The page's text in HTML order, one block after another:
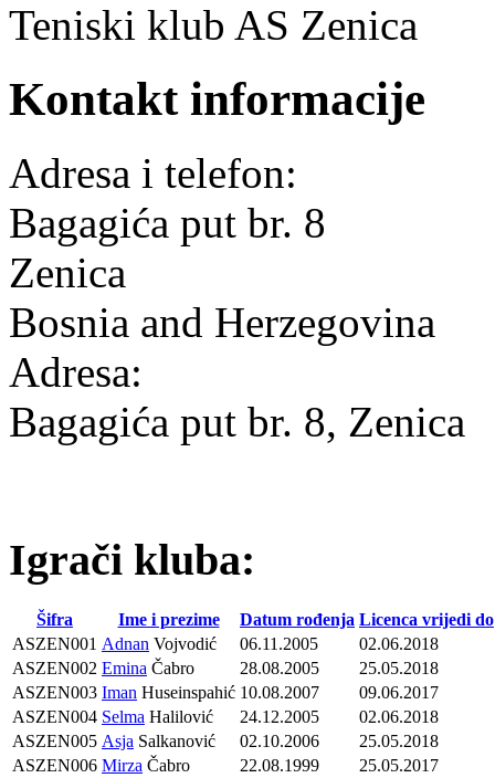
Teniski klub AS Zenica
Kontakt informacije
Adresa i telefon:
Bagagića put br. 8
Zenica
Bosnia and Herzegovina
Adresa:
Bagagića put br. 8, Zenica
Igrači kluba:
Šifra Ime i prezime Datum rođenja Licenca vrijedi do
ASZEN001 Adnan Vojvodić 06.11.2005
02.06.2018
ASZEN002 Emina Čabro 28.08.2005
25.05.2018
ASZEN003 Iman Huseinspahić 10.08.2007
09.06.2017
ASZEN004 Selma Halilović 24.12.2005
02.06.2018
ASZEN005 Asja Salkanović 02.10.2006
25.05.2018
ASZEN006 Mirza Čabro 22.08.1999
25.05.2017